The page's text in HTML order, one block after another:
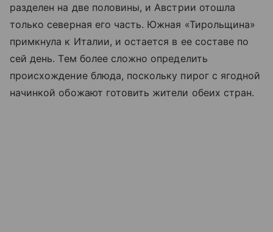
разделен на две половины, и Австрии отошла
только северная его часть. Южная «Тирольщина»
примкнула к Италии, и остается в ее составе по
сей день. Тем более сложно определить
происхождение блюда, поскольку пирог с ягодной
начинкой обожают готовить жители обеих стран.